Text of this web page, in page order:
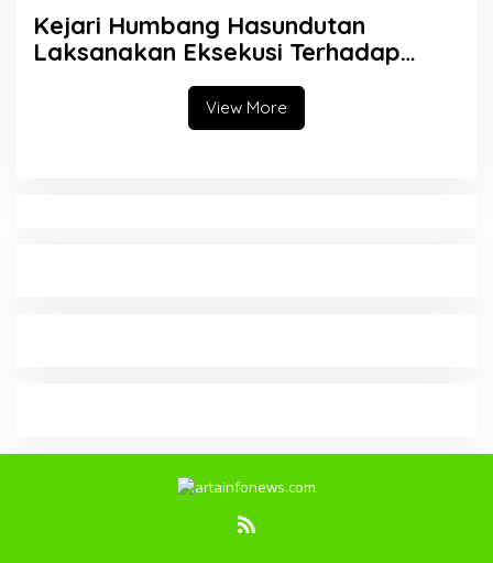
Kejari Humbang Hasundutan
Laksanakan Eksekusi Terhadap
View More